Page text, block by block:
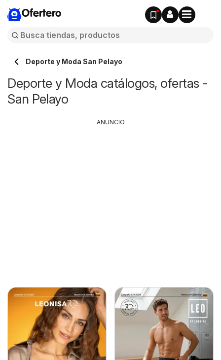
Ofertero
Deporte y Moda San Pelayo
Deporte y Moda catálogos, ofertas -
San Pelayo
ANUNCIO